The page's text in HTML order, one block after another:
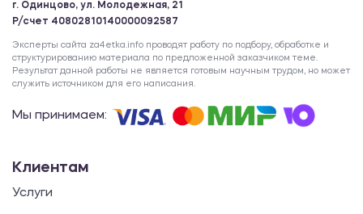
г. Одинцово, ул. Молодежная, 21
Р/счет 40802810140000092587
Эксперты сайта za4etka.info проводят работу по подбору, обработке и
структурированию материала по предложенной заказчиком теме.
Результат данной работы не является готовым научным трудом, но может
служить источником для его написания.
Мы принимаем:
Клиентам
Услуги